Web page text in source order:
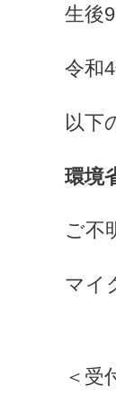
生後
令和
以下
環境
ご不
マイ
＜受